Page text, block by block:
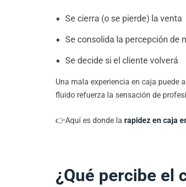
Se cierra (o se pierde) la venta
Se consolida la percepción de
Se decide si el cliente volverá
Una mala experiencia en caja puede
fluido refuerza la sensación de
👉Aquí es donde la rapidez en caja
¿Qué percibe el